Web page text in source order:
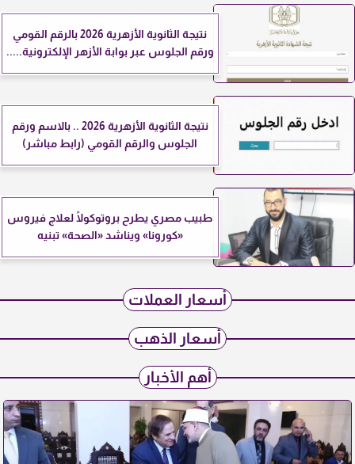
نتيجة الثانوية الأزهرية 2026 بالرقم القومي
ورقم الجلوس عبر بوابة الأزهر الإلكترونية.....
نتيجة الثانوية الأزهرية 2026 .. بالاسم ورقم
الجلوس والرقم القومي (رابط مباشر)
طبيب مصري يطرح بروتوكولًا لعلاج فيروس
«كورونا» ويناشد «الصحة» تبنيه
أسعار العملات
أسعار الذهب
أهم الأخبار